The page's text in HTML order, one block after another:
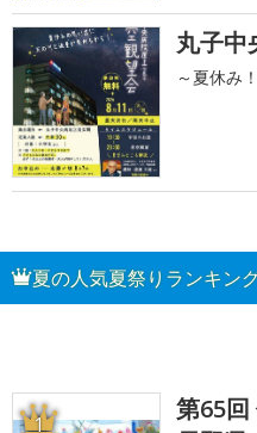
丸子中
～夏休み
夏の人気夏祭りランキン
1
第65回